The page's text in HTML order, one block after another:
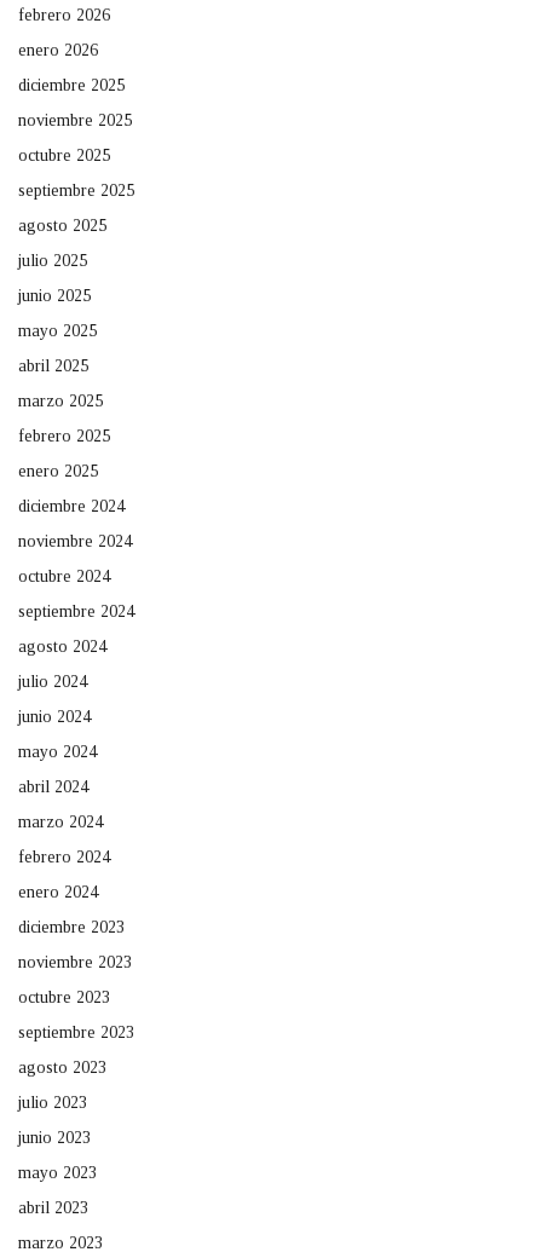
febrero 2026
enero 2026
diciembre 2025
noviembre 2025
octubre 2025
septiembre 2025
agosto 2025
julio 2025
junio 2025
mayo 2025
abril 2025
marzo 2025
febrero 2025
enero 2025
diciembre 2024
noviembre 2024
octubre 2024
septiembre 2024
agosto 2024
julio 2024
junio 2024
mayo 2024
abril 2024
marzo 2024
febrero 2024
enero 2024
diciembre 2023
noviembre 2023
octubre 2023
septiembre 2023
agosto 2023
julio 2023
junio 2023
mayo 2023
abril 2023
marzo 2023